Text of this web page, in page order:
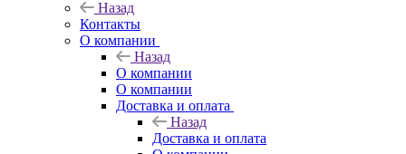
Назад
Контакты
О компании
Назад
О компании
О компании
Доставка и оплата
Назад
Доставка и оплата